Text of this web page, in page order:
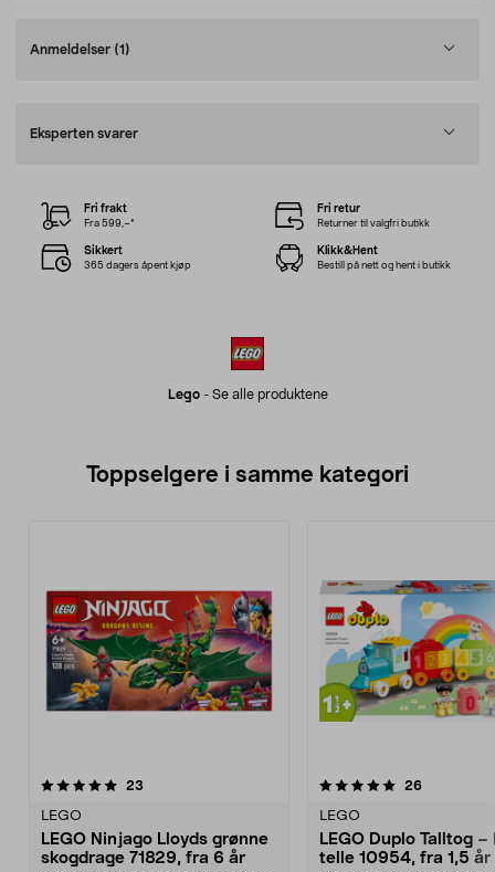
Anmeldelser (1)
Eksperten svarer
Lego- Se alle produktene
Fri frakt
Fra 599,–*
Fri retur
Returner til valgfri butikk
Sikkert
365 dagers åpent kjøp
Klikk&Hent
Bestill på nett og hent i butikk
Toppselgere i samme kategori
23
LEGO
LEGO Ninjago Lloyds grønne
skogdrage 71829, fra 6 år
5.0 av 5 stjerner 26
LEGO
LEGO Duplo Talltog
telle 10954, fra 1,5 år
4.5 av 5 stjerner